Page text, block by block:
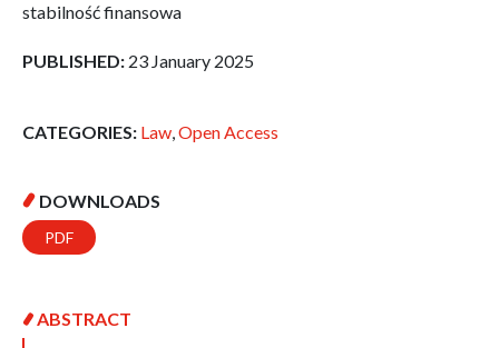
stabilność finansowa
PUBLISHED: 23 January 2025
CATEGORIES: Law,Open Access
DOWNLOADS
PDF
ABSTRACT